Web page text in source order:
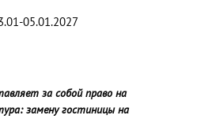
05.01.2027
за собой право на
замену гостиницы на